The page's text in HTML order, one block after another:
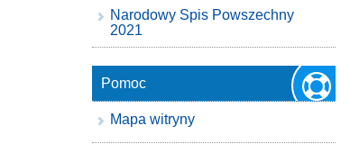
Narodowy Spis Powszechny
2021
Pomoc
Mapa witryny